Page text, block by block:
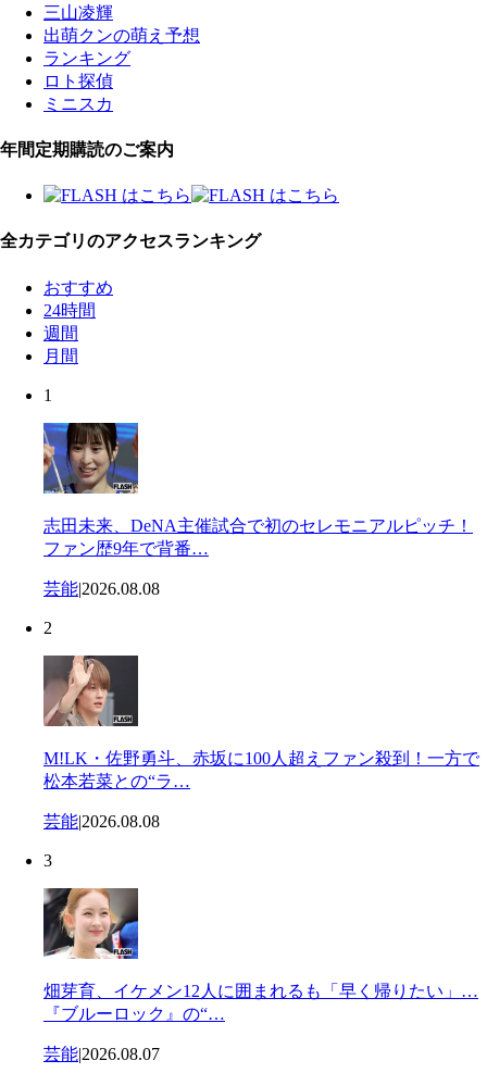
三山凌輝
出萌クンの萌え予想
ランキング
ロト探偵
ミニスカ
年間定期購読のご案内
全カテゴリのアクセスランキング
おすすめ
24時間
週間
月間
1
志田未来、DeNA主催試合で初のセレモニアルピッチ！
ファン歴9年で背番…
芸能|2026.08.08
2
M!LK・佐野勇斗、赤坂に100人超えファン殺到！一方で
松本若菜との“ラ…
芸能|2026.08.08
3
畑芽育、イケメン12人に囲まれるも「早く帰りたい」…
『ブルーロック』の“…
芸能|2026.08.07